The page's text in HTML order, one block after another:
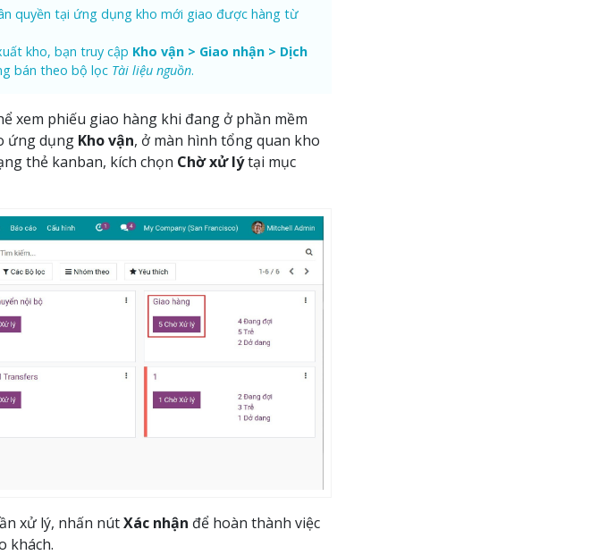
quyền tại ứng dụng kho mới giao được hàng từ
kho, bạn truy cập Kho vận > Giao nhận > Dịch
bán theo bộ lọc Tài liệu nguồn.
xem phiếu giao hàng khi đang ở phần mềm
ứng dụng Kho vận, ở màn hình tổng quan kho
thẻ kanban, kích chọn Chờ xử lýtại mục
xử lý, nhấn nútXác nhận để hoàn thành việc
khách.